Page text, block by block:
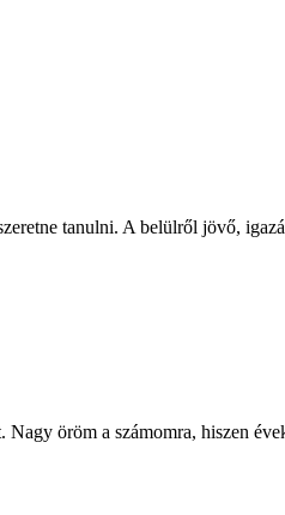
tanulni. A belülről jövő,
öröm a számomra, hiszen